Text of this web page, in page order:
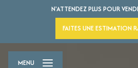
N'ATTENDEZ PLUS POUR
FAITES UNE ESTIMATION
MENU